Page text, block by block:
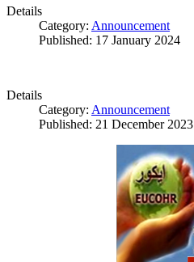
Details
Category: Announcement
Published: 17 January 2024
Details
Category: Announcement
Published: 21 December 2023